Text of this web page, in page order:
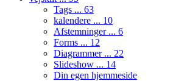
Tags ... 63
kalendere ... 10
Afstemninger ... 6
Forms ... 12
Diagrammer ... 22
Slideshow ... 14
Din egen hjemmeside